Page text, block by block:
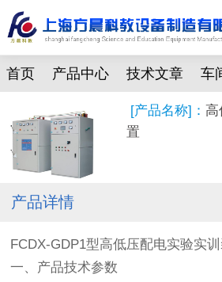
首页 产品中心 技术文章 车
[产品名称]： 高
置
产品详情
FCDX-GDP1型高低压配电实验实
一、产品技术参数